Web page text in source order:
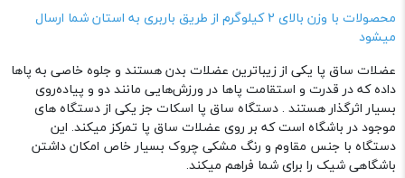
محصولات با وزن بالای 2 کیلوگرم از طریق باربری به استان شما ارسال
میشود
عضلات ساق پا یکی از زیباترین عضلات بدن هستند و جلوه خاصی به پاها
داده که در قدرت و استقامت پاها در ورزش‌هایی مانند دو و پیاده‌روی
بسیار اثرگذار هستند . دستگاه ساق پا اسکات جز یکی از دستگاه های
موجود در باشگاه است که بر روی عضلات ساق پا تمرکز میکند. این
دستگاه با جنس مقاوم و رنگ مشکی چروک بسیار خاص امکان داشتن
باشگاهی شیک را برای شما فراهم میکند.